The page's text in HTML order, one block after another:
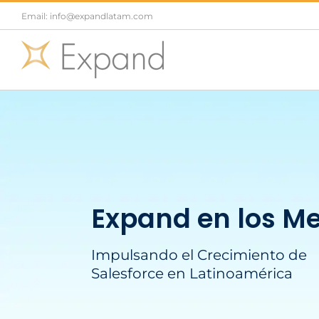
Saltar
al
contenido
Email: info@expandlatam.com
Expand en los
Impulsando el Crecimiento de
Salesforce en Latinoamérica